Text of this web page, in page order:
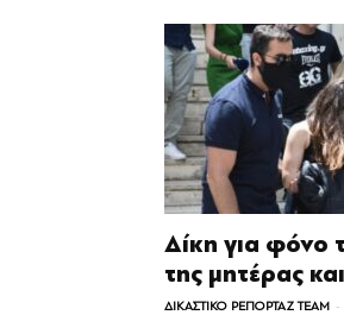
Δίκη για φόνο
της μητέρας
ΔΙΚΑΣΤΙΚΟ ΡΕΠΟΡΤΑΖ TEAM -